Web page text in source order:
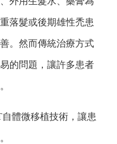
落髮或後期雄性禿患
。然而傳統治療方式
的問題，讓許多患者
體微移植技術，讓患